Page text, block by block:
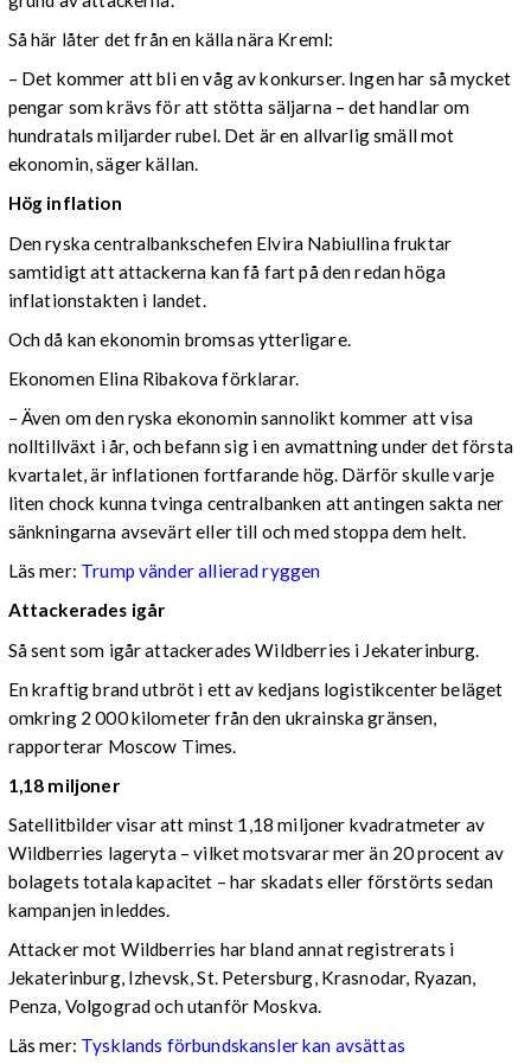
Så här låter det från en källa nära Kreml:
– Det kommer att bli en våg av konkurser. Ingen har så mycket
pengar som krävs för att stötta säljarna – det handlar om
hundratals miljarder rubel. Det är en allvarlig smäll mot
ekonomin, säger källan.
Hög inflation
Den ryska centralbankschefen Elvira Nabiullina fruktar
samtidigt att attackerna kan få fart på den redan höga
inflationstakten i landet.
Och då kan ekonomin bromsas ytterligare.
Ekonomen Elina Ribakova förklarar.
– Även om den ryska ekonomin sannolikt kommer att visa
nolltillväxt i år, och befann sig i en avmattning under det första
kvartalet, är inflationen fortfarande hög. Därför skulle varje
liten chock kunna tvinga centralbanken att antingen sakta ner
sänkningarna avsevärt eller till och med stoppa dem helt.
Läs mer: Trump vänder allierad ryggen
Attackerades igår
Så sent som igår attackerades Wildberries i Jekaterinburg.
En kraftig brand utbröt i ett av kedjans logistikcenter beläget
omkring 2 000 kilometer från den ukrainska gränsen,
rapporterar Moscow Times.
1,18 miljoner
Satellitbilder visar att minst 1,18 miljoner kvadratmeter av
Wildberries lageryta – vilket motsvarar mer än 20 procent av
bolagets totala kapacitet – har skadats eller förstörts sedan
kampanjen inleddes.
Attacker mot Wildberries har bland annat registrerats i
Jekaterinburg, Izhevsk, St. Petersburg, Krasnodar, Ryazan,
Penza, Volgograd och utanför Moskva.
Läs mer: Tysklands förbundskansler kan avsättas